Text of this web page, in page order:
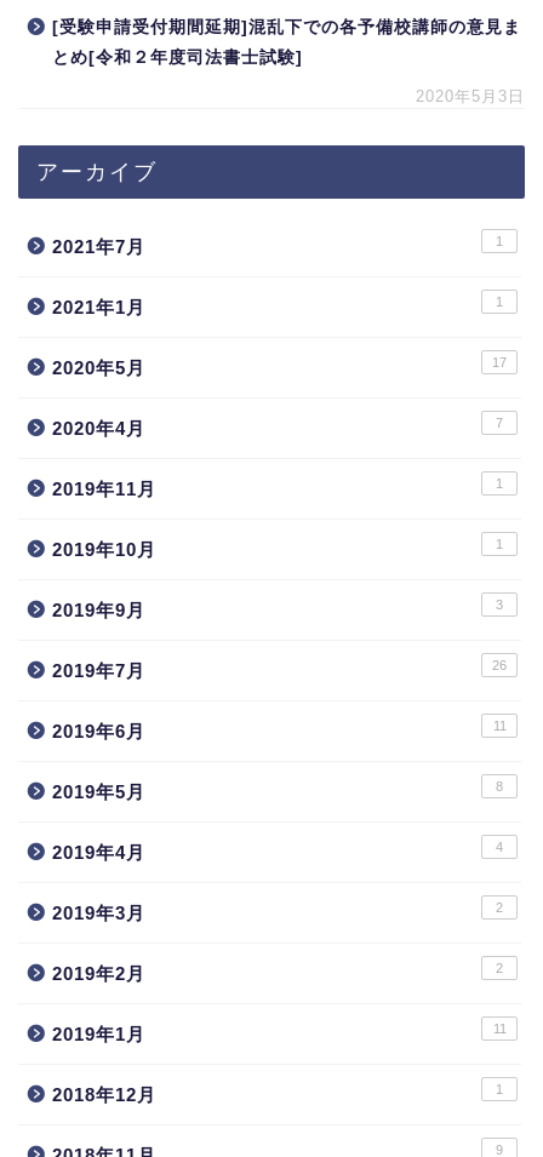
[受験申請受付期間延期]混乱下での各予備校講師の意見ま
とめ[令和２年度司法書士試験]
2020年5月3日
アーカイブ
2021年7月 1
2021年1月 1
2020年5月 17
2020年4月 7
2019年11月 1
2019年10月 1
2019年9月 3
2019年7月 26
2019年6月 11
2019年5月 8
2019年4月 4
2019年3月 2
2019年2月 2
2019年1月 11
2018年12月 1
9